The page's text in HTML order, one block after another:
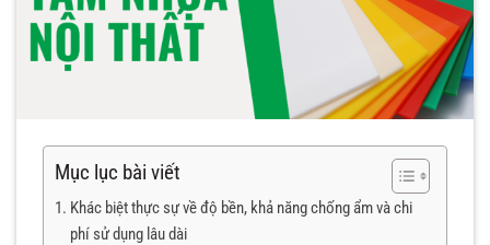
Mục lục bài viết
Khác biệt thực sự về độ bền, khả năng chống ẩm và chi
phí sử dụng lâu dài